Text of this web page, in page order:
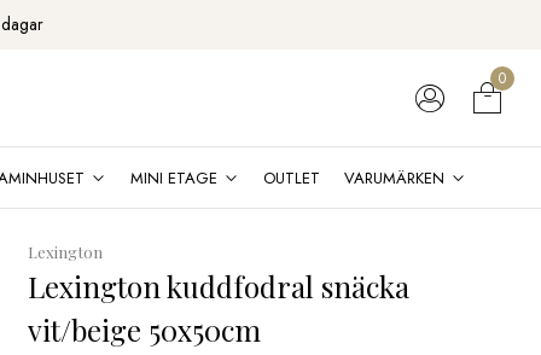
0
MINI ETAGE OUTLET VARUMÄRKEN
Lexington
Lexington kuddfodral snäcka
vit/beige 50x50cm